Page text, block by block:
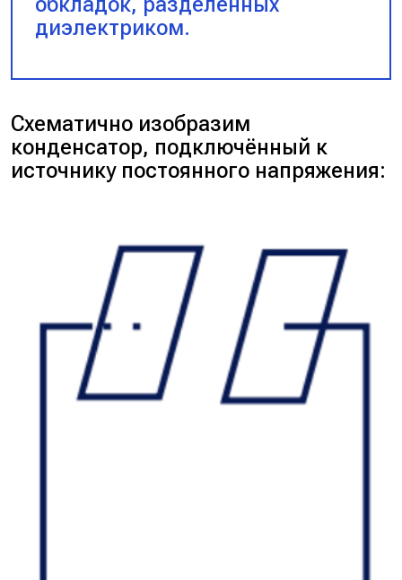
диэлектриком.
Схематично изобразим
конденсатор, подключённый к
источнику постоянного напряжения: